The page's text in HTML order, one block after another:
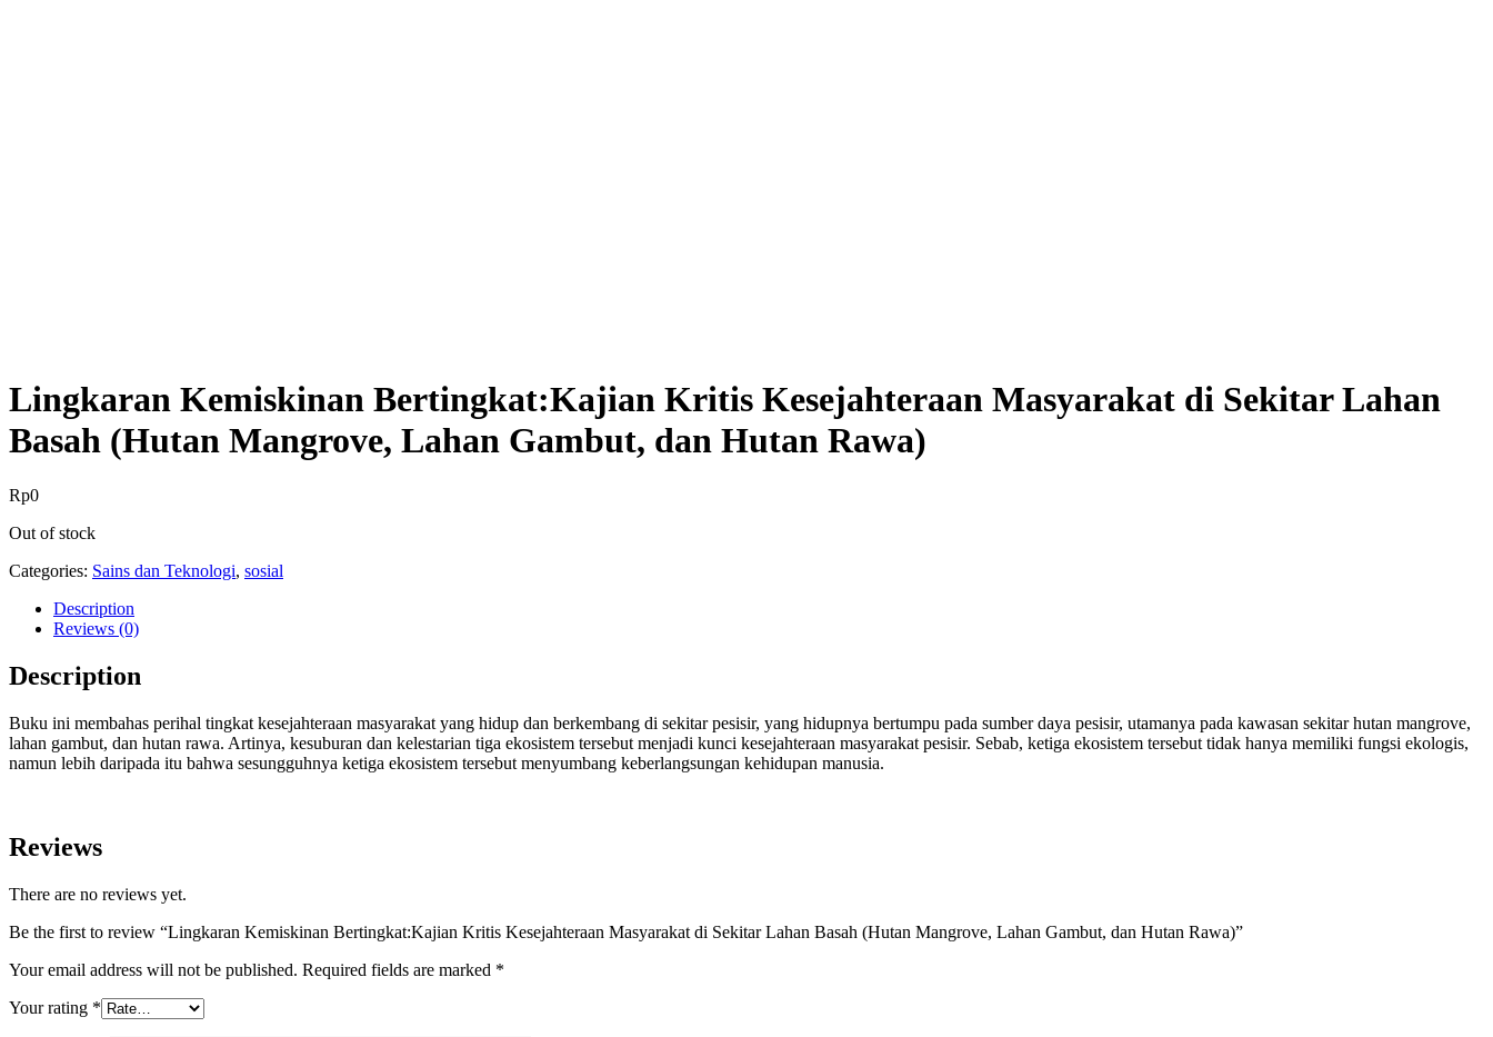
Lingkaran Kemiskinan Bertingkat:Kajian Kritis Kesejahteraan Masyarakat di Sekitar Lahan
Basah (Hutan Mangrove, Lahan Gambut, dan Hutan Rawa)
Rp0
Out of stock
Categories: Sains dan Teknologi, sosial
Description
Reviews (0)
Description
Buku ini membahas perihal tingkat kesejahteraan masyarakat yang hidup dan berkembang di sekitar pesisir, yang hidupnya bertumpu pada sumber daya pesisir, utamanya pada kawasan sekitar hutan mangrove,
lahan gambut, dan hutan rawa. Artinya, kesuburan dan kelestarian tiga ekosistem tersebut menjadi kunci kesejahteraan masyarakat pesisir. Sebab, ketiga ekosistem tersebut tidak hanya memiliki fungsi ekologis,
namun lebih daripada itu bahwa sesungguhnya ketiga ekosistem tersebut menyumbang keberlangsungan kehidupan manusia.
Reviews
There are no reviews yet.
Be the first to review “Lingkaran Kemiskinan Bertingkat:Kajian Kritis Kesejahteraan Masyarakat di Sekitar Lahan Basah (Hutan Mangrove, Lahan Gambut, dan Hutan Rawa)”
Your email address will not be published. Required fields are marked *
Your rating *